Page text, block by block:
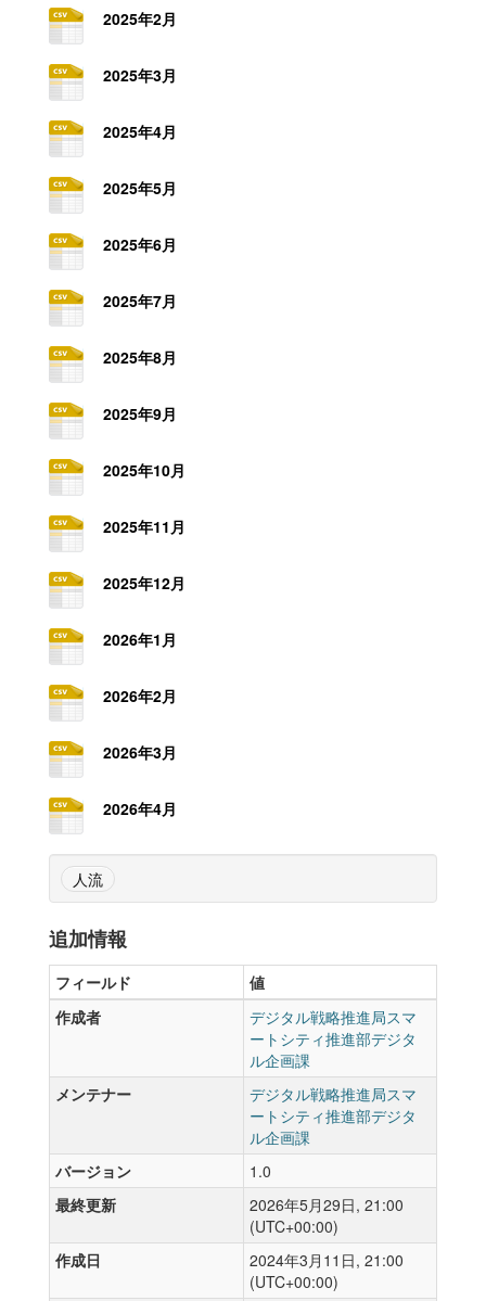
2025年2月
2025年3月
2025年4月
2025年5月
2025年6月
2025年7月
2025年8月
2025年9月
2025年10月
2025年11月
2025年12月
2026年1月
2026年2月
2026年3月
2026年4月
人流
追加情報
フィールド
値
作成者
デジタル戦略推進局スマ
ートシティ推進部デジタ
ル企画課
メンテナー
デジタル戦略推進局スマ
ートシティ推進部デジタ
ル企画課
バージョン
1.0
最終更新
2026年5月29日, 21:00
(UTC+00:00)
作成日
2024年3月11日, 21:00
(UTC+00:00)